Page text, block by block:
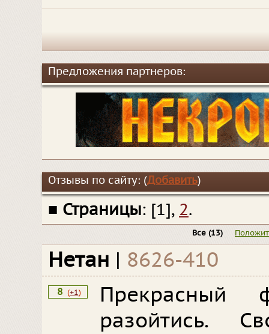
Предложения партнеров:
Отзывы по сайту: (Добавить)
■ Страницы: [1], 2.
Все (13)
Нетан | 8626-410
8 (+1)
Прекрасный
разойтись.